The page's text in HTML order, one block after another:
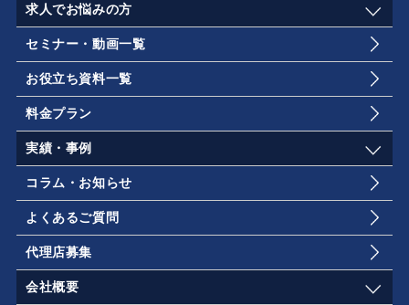
求人でお悩みの方
セミナー・動画一覧
お役立ち資料一覧
料金プラン
実績・事例
コラム・お知らせ
よくあるご質問
代理店募集
会社概要